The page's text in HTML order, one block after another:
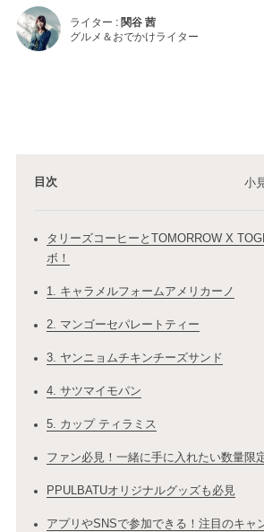
ライター :関谷 茜
グルメ＆おでかけライター
目次 小
タリーズコーヒーとTOMORROW X
ボ！
1. キャラメルフォームアメリカーノ
2. マンゴーセパレートティー
3. ヤンニョムチキンチーズサンド
4. サツマイモパン
5. カップ ティラミス
ファン必見！一緒に手に入れたい数量限
PPULBATUオリジナルグッズも必見
アプリやSNSで参加できる！注目のキャ